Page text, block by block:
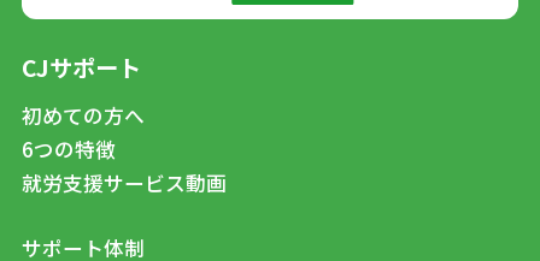
CJサポート
初めての方へ
6つの特徴
就労支援サービス動画
サポート体制